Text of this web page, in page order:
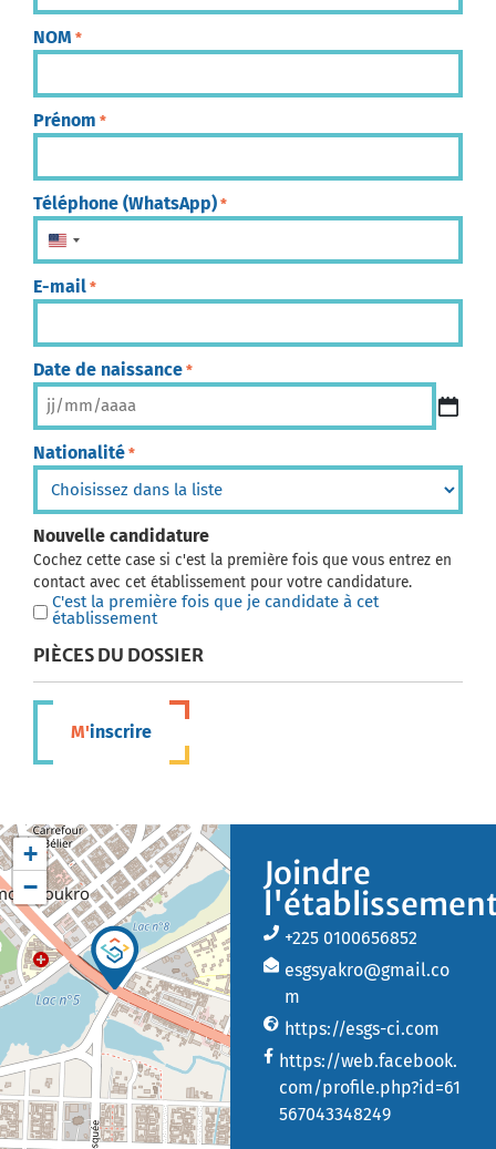
NOM *
Prénom *
Téléphone (WhatsApp) *
États-Unis +1
E-mail *
Date de naissance *
Nationalité *
Nouvelle candidature
Cochez cette case si c'est la première fois que vous entrez en
contact avec cet établissement pour votre candidature.
C'est la première fois que je candidate à cet
établissement
PIÈCES DU DOSSIER
M'inscrire
+
−
Joindre
+225 0100656852
esgsyakro@gmail.co
m
https://esgs-ci.com
https://web.facebook.
com/profile.php?id=61
567043348249